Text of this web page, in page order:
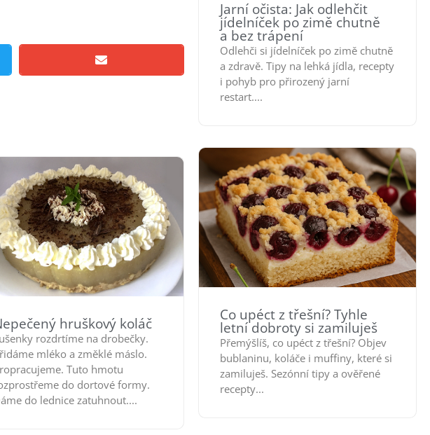
hruškový koláč
rozdrtíme na drobečky.
mléko a změklé máslo.
Tuto hmotu
do dortové formy.
do lednice zatuhnout....
Jarní očista: Jak odlehčit
jídelníček po zimě chutně
a bez trápení
Odlehči si jídelníček po zimě chutně
a zdravě. Tipy na lehká jídla, recepty
i pohyb pro přirozený jarní
restart....
Co upéct z třešní? Tyhle
letní dobroty si zamiluješ
Přemýšlíš, co upéct z třešní? Objev
bublaninu, koláče i muffiny, které si
zamiluješ. Sezónní tipy a ověřené
recepty...